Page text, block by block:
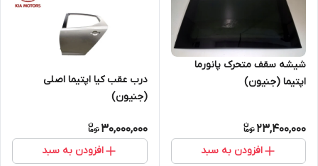
شیشه سقف متحرک پانورما
اپتیما (جنیون)
23,400,000
افزودن به سبد
درب عقب کیا اپتیما اصلی
(جنیون)
30,000,000
افزودن به سبد